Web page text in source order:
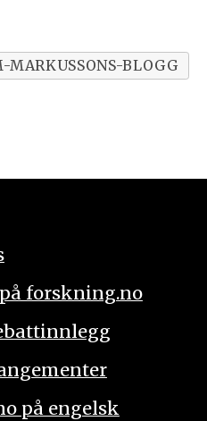
MARKUSSONS-BLOGG
forskning.no
på engelsk